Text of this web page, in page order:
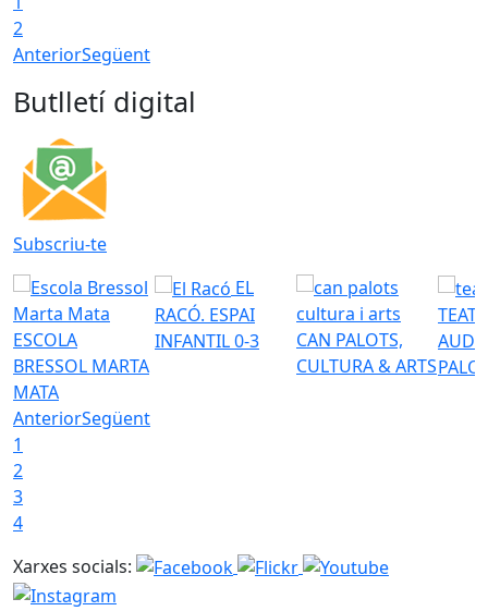
2
AnteriorSegüent
Butlletí digital
Subscriu-te
ESCOLA
BRESSOL MARTA
MATA
EL
RACÓ. ESPAI
INFANTIL 0-3
CAN PALOTS,
CULTURA & ARTS
AnteriorSegüent
1
2
3
4
Xarxes socials: